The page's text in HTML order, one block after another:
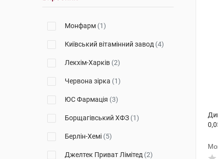
Монфарм (1)
Київський вітамінний завод (4)
Лекхім-Харків (2)
Червона зірка (1)
ЮС Фармація (3)
Борщагівський ХФЗ (1)
Берлін-Хемі (5)
Джелтек Приват Лімітед (2)